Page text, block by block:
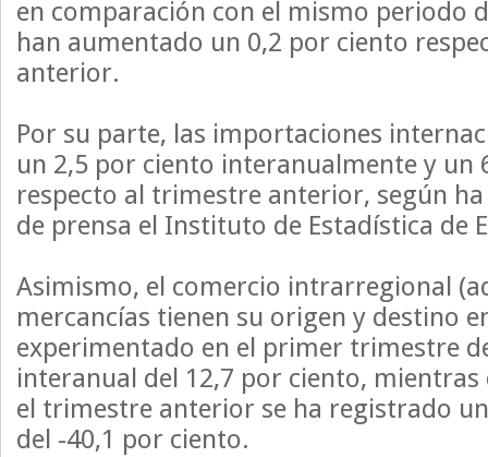
en comparación con el mismo periodo
han aumentado un 0,2 por ciento
anterior.
Por su parte, las importaciones
un 2,5 por ciento interanualmente y un
respecto al trimestre anterior, según
de prensa el Instituto de Estadística de
Asimismo, el comercio intrarregional
mercancías tienen su origen y destino
experimentado en el primer trimestre
interanual del 12,7 por ciento, mientras
el trimestre anterior se ha registrado
del -40,1 por ciento.